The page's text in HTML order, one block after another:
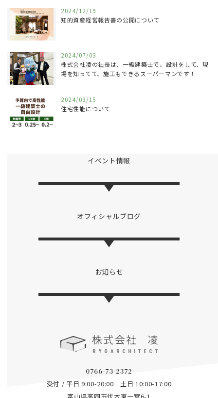
2024/12/19
知的資産経営報告書の公開について
2024/07/03
株式会社凌の社長は、一級建築士で、設計をして、現
場を知ってて、施工もできるスーパーマンです！
2024/03/15
住宅性能について
イベント情報
オフィシャルブログ
お知らせ
0766-73-2372
受付 / 平日 9:00-20:00 土日 10:00-17:00